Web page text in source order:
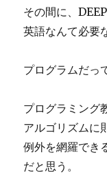
その間に、
英語なんて必要
プログラムだっ
プログラミング
アルゴリズムに
例外を網羅でき
だと思う。